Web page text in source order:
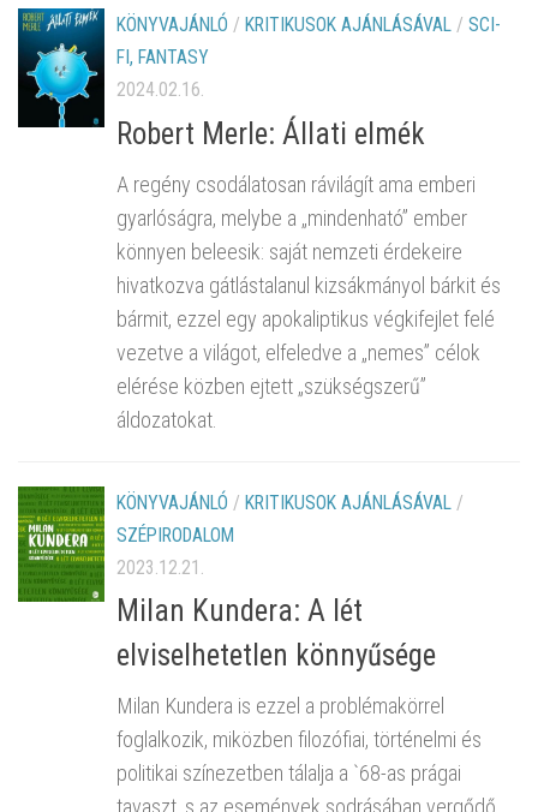
KÖNYVAJÁNLÓ / KRITIKUSOK AJÁNLÁSÁVAL / SCI-
FI, FANTASY
2024.02.16.
Robert Merle: Állati elmék
A regény csodálatosan rávilágít ama emberi
gyarlóságra, melybe a „mindenható” ember
könnyen beleesik: saját nemzeti érdekeire
hivatkozva gátlástalanul kizsákmányol bárkit és
bármit, ezzel egy apokaliptikus végkifejlet felé
vezetve a világot, elfeledve a „nemes” célok
elérése közben ejtett „szükségszerű”
áldozatokat.
KÖNYVAJÁNLÓ / KRITIKUSOK AJÁNLÁSÁVAL /
SZÉPIRODALOM
2023.12.21.
Milan Kundera: A lét
elviselhetetlen könnyűsége
Milan Kundera is ezzel a problémakörrel
foglalkozik, miközben filozófiai, történelmi és
politikai színezetben tálalja a `68-as prágai